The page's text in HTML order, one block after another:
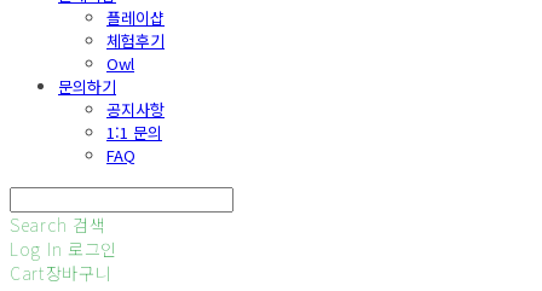
플레이샵
체험후기
Owl
문의하기
공지사항
1:1 문의
FAQ
Search 검색
Log In 로그인
Cart장바구니